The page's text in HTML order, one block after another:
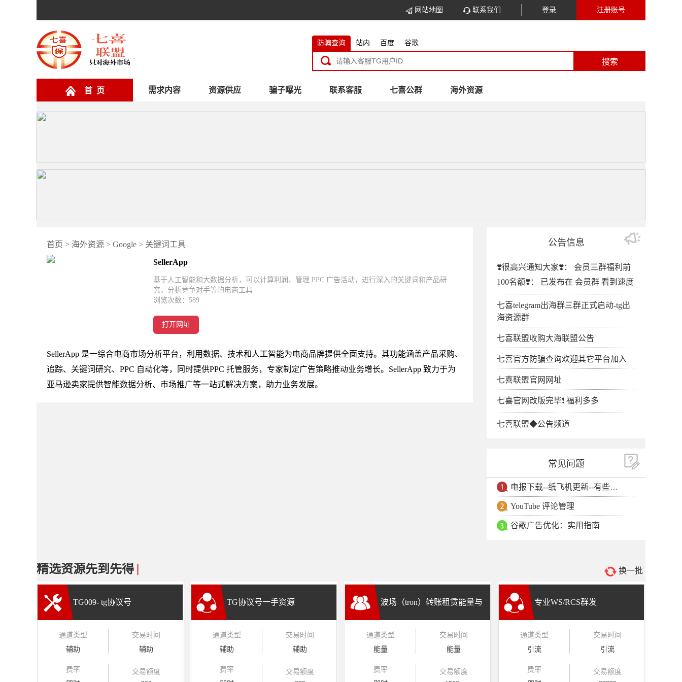
注册账号
登录
联系我们
网站地图
防骗查询 站内 百度 谷歌
搜索
首 页 需求内容 资源供应 骗子曝光 联系客服 七喜公群 海外资源
首页 > 海外资源 > Google > 关键词工具
SellerApp
基于人工智能和大数据分析，可以计算利润、管理 PPC 广告活动，进行深入的关键词和产品研
究，分析竞争对手等的电商工具
浏览次数： 589
打开网址
SellerApp 是一综合电商市场分析平台，利用数据、技术和人工智能为电商品牌提供全面支持。其功能涵盖产品采购、
追踪、关键词研究、PPC 自动化等，同时提供PPC 托管服务，专家制定广告策略推动业务增长。SellerApp 致力于为
亚马逊卖家提供智能数据分析、市场推广等一站式解决方案，助力业务发展。
公告信息
❣️很高兴通知大家❣️： 会员三群福利前
100名额❣️： 已发布在 会员群 看到速度
七喜telegram出海群三群正式启动-tg出
海资源群
七喜联盟收购大海联盟公告
七喜官方防骗查询欢迎其它平台加入
七喜联盟官网网址
七喜官网改版完毕❗️ 福利多多
七喜联盟◆公告频道
常见问题
电报下载--纸飞机更新--有些用户安卓手机无法更新电报软件
YouTube 评论管理
谷歌广告优化：实用指南
精选资源先到先得 | 换一批
TG009- tg协议号
通道类型
辅助
交易时间
辅助
费率
交易额度
TG协议号一手资源
通道类型
辅助
交易时间
辅助
费率
交易额度
波场（tron）转账租赁能量与
通道类型
能量
交易时间
能量
费率
交易额度
专业WS/RCS群发
通道类型
引流
交易时间
引流
费率
交易额度